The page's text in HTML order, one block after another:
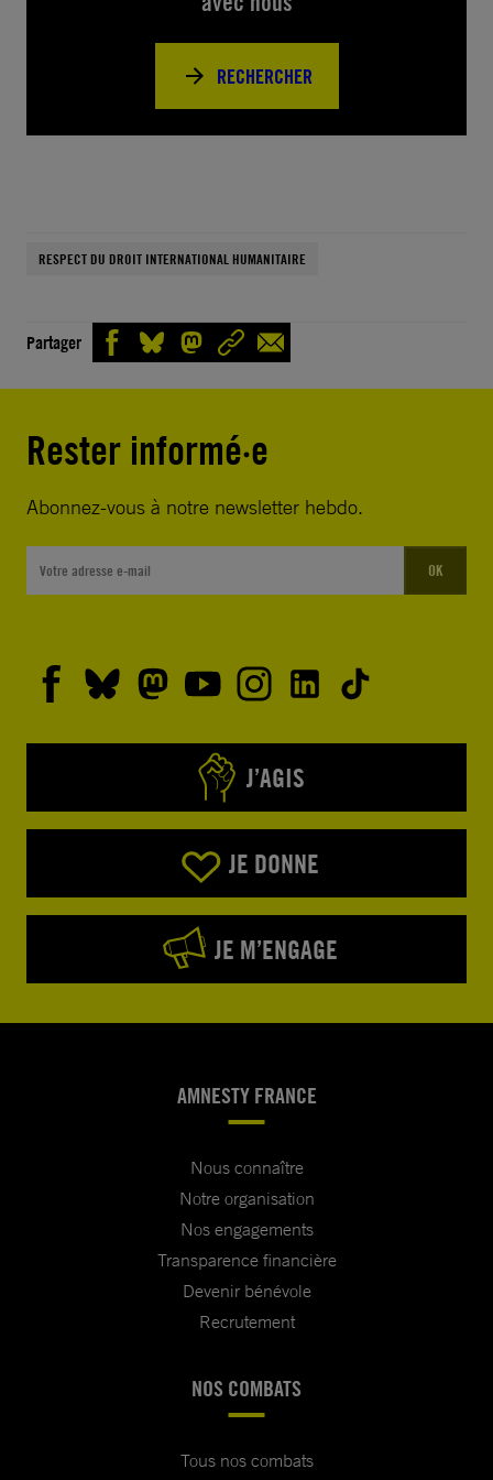
RECHERCHER
RESPECT DU DROIT INTERNATIONAL HUMANITAIRE
Partager
Rester informé·e
Abonnez-vous à notre newsletter hebdo.
OK
J’AGIS
JE DONNE
JE M’ENGAGE
AMNESTY FRANCE
Nous connaître
Notre organisation
Nos engagements
Transparence financière
Devenir bénévole
Recrutement
NOS COMBATS
Tous nos combats